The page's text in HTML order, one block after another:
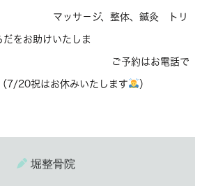
ジ、整体、鍼灸 トリ
だをお助けいたしま
約はお電話で
祝はお休みいたします ）
堀整骨院